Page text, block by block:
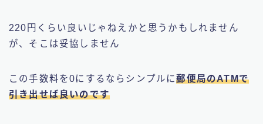
220円くらい良いじゃねえかと思うかもしれません
が、そこは妥協しません
この手数料を0にするならシンプルに郵便局のATMで
引き出せば良いのです